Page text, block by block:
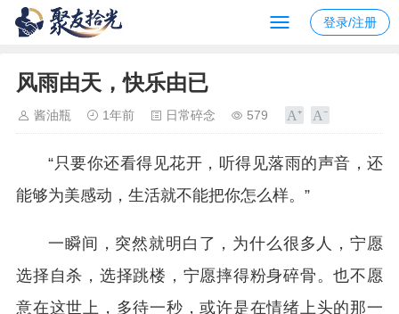
登录/注册
风雨由天，快乐由已
酱油瓶 1年前 日常碎念 579
“只要你还看得见花开，听得见落雨的声音，还
能够为美感动，生活就不能把你怎么样。”
一瞬间，突然就明白了，为什么很多人，宁愿
选择自杀，选择跳楼，宁愿摔得粉身碎骨。也不愿
意在这世上，多待一秒，或许是在情绪上头的那一